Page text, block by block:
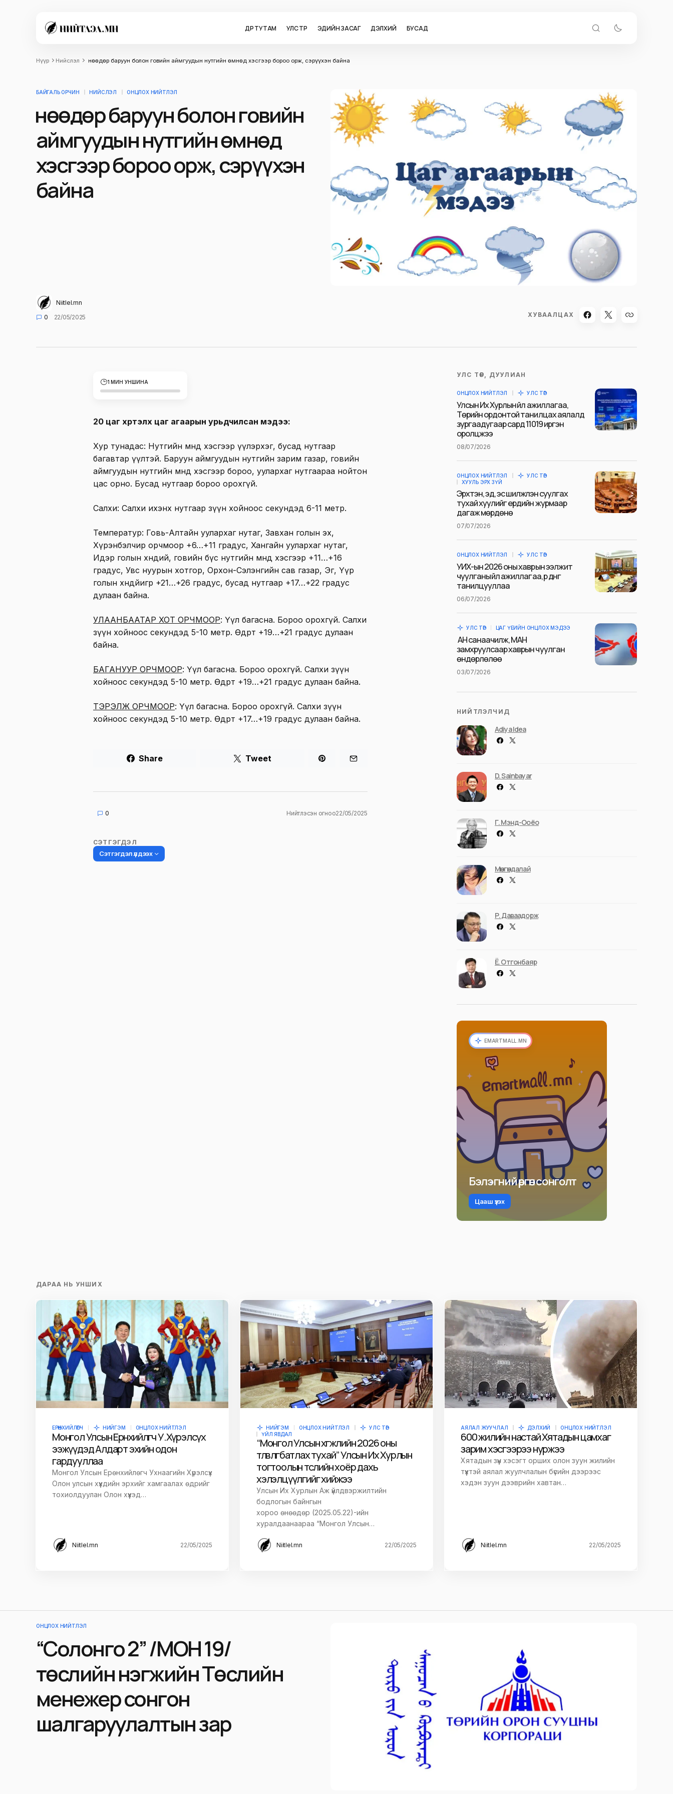
ӨДӨР ТУТАМ УЛС ТӨР ЭДИЙН ЗАСАГ ДЭЛХИЙ БУСАД
Нүүр Нийслэл Өнөөдөр баруун болон говийн аймгуудын нутгийн өмнөд хэсгээр бороо орж, сэрүүхэн байна
БАЙГАЛЬ ОРЧИН НИЙСЛЭЛ ОНЦЛОХ НИЙТЛЭЛ
Өнөөдөр баруун болон говийн
аймгуудын нутгийн өмнөд
хэсгээр бороо орж, сэрүүхэн
байна
Niitlel.mn
0
22/05/2025 ХУВААЛЦАХ
1 МИН УНШИНА
20 цаг хүртэлх цаг агаарын урьдчилсан мэдээ:
Хур тунадас: Нутгийн өмнөд хэсгээр үүлэрхэг, бусад нутгаар
багавтар үүлтэй. Баруун аймгуудын нутгийн зарим газар, говийн
аймгуудын нутгийн өмнөд хэсгээр бороо, уулархаг нутгаараа нойтон
цас орно. Бусад нутгаар бороо орохгүй.
Салхи: Салхи ихэнх нутгаар зүүн хойноос секундэд 6-11 метр.
Температур: Говь-Алтайн уулархаг нутаг, Завхан голын эх,
Хүрэнбэлчир орчмоор +6…+11 градус, Хангайн уулархаг нутаг,
Идэр голын хөндий, говийн бүс нутгийн өмнөд хэсгээр +11…+16
градус, Увс нуурын хотгор, Орхон-Сэлэнгийн сав газар, Эг, Үүр
голын хөндйигөөр +21…+26 градус, бусад нутгаар +17…+22 градус
дулаан байна.
УЛААНБААТАР ХОТ ОРЧМООР: Үүл багасна. Бороо орохгүй. Салхи
зүүн хойноос секундэд 5-10 метр. Өдөртөө +19…+21 градус дулаан
байна.
БАГАНУУР ОРЧМООР: Үүл багасна. Бороо орохгүй. Салхи зүүн
хойноос секундэд 5-10 метр. Өдөртөө +19…+21 градус дулаан байна.
ТЭРЭЛЖ ОРЧМООР: Үүл багасна. Бороо орохгүй. Салхи зүүн
хойноос секундэд 5-10 метр. Өдөртөө +17…+19 градус дулаан байна.
Share Tweet
0 Нийтлэсэн огноо22/05/2025
СЭТГЭГДЭЛ
Сэтгэгдэл үлдээх
УЛС ТӨР, ДУУЛИАН
ОНЦЛОХ НИЙТЛЭЛ УЛС ТӨР
Улсын Их Хурлын үйл ажиллагаа,
Төрийн ордонтой танилцах аялалд
зургаадугаар сард 11019 иргэн
оролцжээ
08/07/2026
ОНЦЛОХ НИЙТЛЭЛ
УЛС ТӨР
ХУУЛЬ ЭРХ ЗҮЙ
Эрхтэн, эд, эс шилжүүлэн суулгах
тухай хуулийг ердийн журмаар
дагаж мөрдөнө
07/07/2026
ОНЦЛОХ НИЙТЛЭЛ УЛС ТӨР
УИХ-ын 2026 оны хаврын ээлжит
чуулганы үйл ажиллагаа, үр дүнг
танилцууллаа
06/07/2026
УЛС ТӨР ЦАГ ҮЕИЙН ОНЦЛОХ МЭДЭЭ
АН санаачилж, МАН
замхруулсаар хаврын чуулган
өндөрлөлөө
03/07/2026
НИЙТЛЭЛЧИД
Adiya Idea
D. Sainbayar
Г. Мэнд-Ооёо
Мөнгөндалай
Р. Даваадорж
Ё. Отгонбаяр
EMARTMALL.MN
Бэлэгний өргөн сонголт
Цааш үзэх
ДАРАА НЬ УНШИХ
ЕРӨНХИЙЛӨГЧ НИЙГЭМ ОНЦЛОХ НИЙТЛЭЛ
Монгол Улсын Ерөнхийлөгч У.Хүрэлсүх
ээжүүдэд Алдарт эхийн одон
гардууллаа
Монгол Улсын Ерөнхийлөгч Ухнаагийн Хүрэлсүх
Олон улсын хүүхдийн эрхийг хамгаалах өдрийг
тохиолдуулан Олон хүүхэд…
Niitlel.mn 22/05/2025
НИЙГЭМ ОНЦЛОХ НИЙТЛЭЛ
УЛС ТӨР
ҮЙЛ ЯВДАЛ
“Монгол Улсын хөгжлийн 2026 оны
төлөвлөгөө батлах тухай” Улсын Их Хурлын
тогтоолын төслийн хоёр дахь
хэлэлцүүлгийг хийжээ
Улсын Их Хурлын Аж үйлдвэржилтийн
бодлогын байнгын
хороо өнөөдөр (2025.05.22)-ийн
хуралдаанаараа “Монгол Улсын…
Niitlel.mn 22/05/2025
АЯЛАЛ ЖУУЧЛАЛ ДЭЛХИЙ ОНЦЛОХ НИЙТЛЭЛ
600 жилийн настай Хятадын цамхаг
зарим хэсгээрээ нуржээ
Хятадын зүүн хэсэгт орших олон зуун жилийн
түүхтэй аялал жуулчлалын бүсийн дээрээс
хэдэн зуун дээврийн хавтан…
Niitlel.mn 22/05/2025
ОНЦЛОХ НИЙТЛЭЛ
“Солонго 2” /МОН 19/
төслийн нэгжийн Төслийн
менежер сонгон
шалгаруулалтын зар